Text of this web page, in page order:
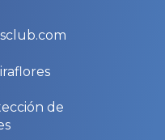
de